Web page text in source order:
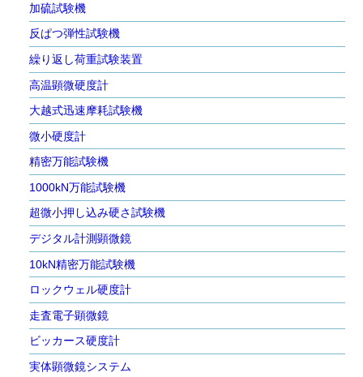
加硫試験機
反ぱつ弾性試験機
繰り返し荷重試験装置
高温顕微硬度計
大越式迅速摩耗試験機
微小硬度計
精密万能試験機
1000kN万能試験機
超微小押し込み硬さ試験機
デジタル計測顕微鏡
10kN精密万能試験機
ロックウェル硬度計
走査電子顕微鏡
ビッカース硬度計
実体顕微鏡システム